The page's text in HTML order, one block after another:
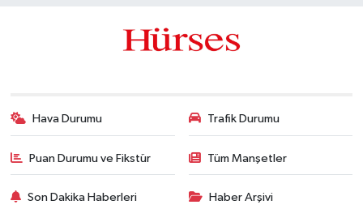
Hava Durumu Trafik Durumu
Puan Durumu ve Fikstür Tüm Manşetler
Son Dakika Haberleri Haber Arşivi